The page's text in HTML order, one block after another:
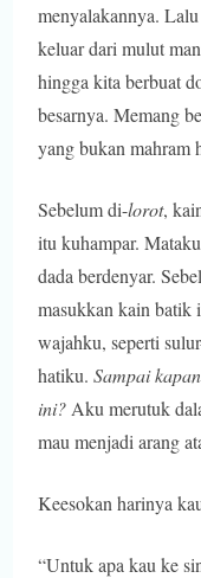
menyalakannya.
keluar dari mulut
hingga kita berbuat
besarnya. Memang
yang bukan mahram
Sebelum di-lorot,
itu kuhampar.
dada berdenyar.
masukkan kain batik
wajahku, seperti
hatiku.Sampai
ini? Aku merutuk
mau menjadi arang
Keesokan harinya
“Untuk apa kau ke